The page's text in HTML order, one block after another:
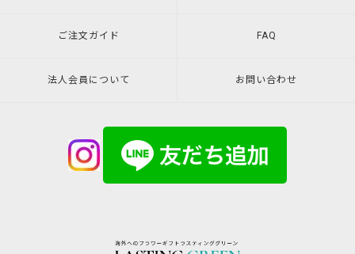
ご注文ガイド FAQ
法人会員について お問い合わせ